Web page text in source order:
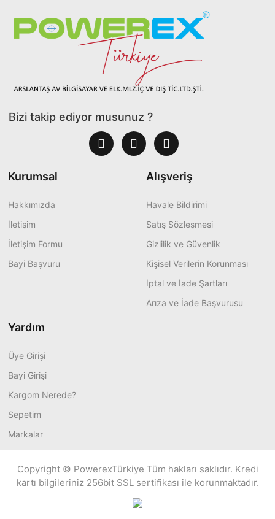
Bizi takip ediyor musunuz ?
Kurumsal
Hakkımızda
İletişim
İletişim Formu
Bayi Başvuru
Alışveriş
Havale Bildirimi
Satış Sözleşmesi
Gizlilik ve Güvenlik
Kişisel Verilerin Korunması
İptal ve İade Şartları
Arıza ve İade Başvurusu
Yardım
Üye Girişi
Bayi Girişi
Kargom Nerede?
Sepetim
Markalar
Copyright © PowerexTürkiye Tüm hakları saklıdır. Kredi
kartı bilgileriniz 256bit SSL sertifikası ile korunmaktadır.